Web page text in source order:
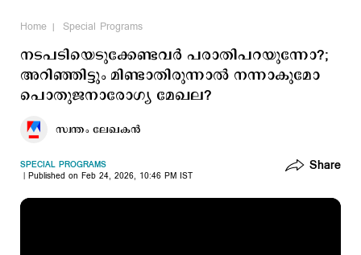
Home Special Programs
നടപടിയെടുക്കേണ്ടവര്‍ പരാതിപറയുന്നോ?;
അറിഞ്ഞിട്ടും മിണ്ടാതിരുന്നാല്‍ നന്നാകുമോ
പൊതുജനാരോഗ്യ മേഖല?
സ്വന്തം ലേഖകൻ
SPECIAL PROGRAMS
Published on Feb 24, 2026, 10:46 PM IST
Share